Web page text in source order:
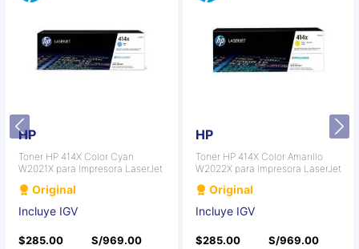
HP
Toner HP 414X Color Cyan
W2021X para Impresora LaserJet
Original
Incluye IGV
$285.00 S/969.00
HP
Toner HP 414X Color Amarillo
W2022X para Impresora LaserJet
Original
Incluye IGV
$285.00 S/969.00